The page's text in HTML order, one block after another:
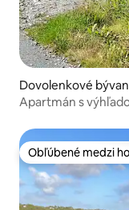
Dovolenkové
mune
Apartmán s
Obľúbené medzi
Obľúbené medzi